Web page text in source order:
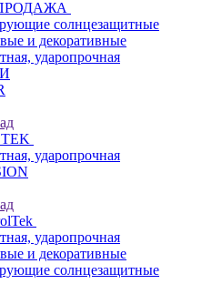
солнцезащитные
и декоративные
ударопрочная
ударопрочная
ударопрочная
и декоративные
солнцезащитные